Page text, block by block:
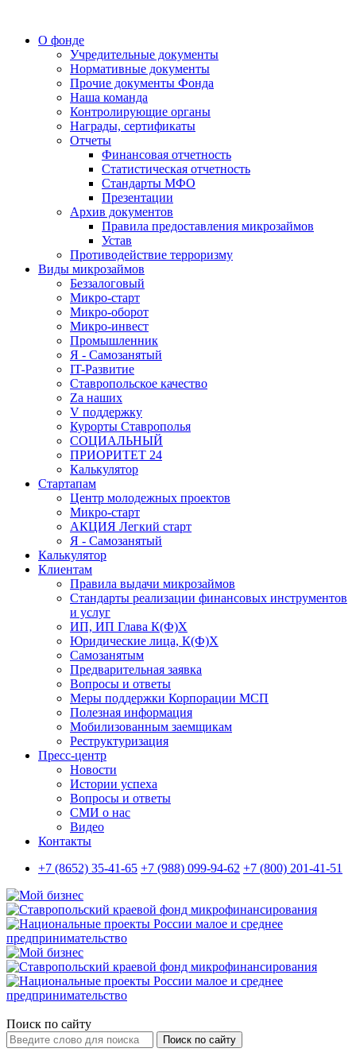
О фонде
Учредительные документы
Нормативные документы
Прочие документы Фонда
Наша команда
Контролирующие органы
Награды, сертификаты
Отчеты
Финансовая отчетность
Статистическая отчетность
Стандарты МФО
Презентации
Архив документов
Правила предоставления микрозаймов
Устав
Противодействие терроризму
Виды микрозаймов
Беззалоговый
Микро-старт
Микро-оборот
Микро-инвест
Промышленник
Я - Самозанятый
IT-Развитие
Ставропольское качество
Za наших
V поддержку
Курорты Ставрополья
СОЦИАЛЬНЫЙ
ПРИОРИТЕТ 24
Калькулятор
Стартапам
Центр молодежных проектов
Микро-старт
АКЦИЯ Легкий старт
Я - Самозанятый
Калькулятор
Клиентам
Правила выдачи микрозаймов
Стандарты реализации финансовых инструментов
и услуг
ИП, ИП Глава К(Ф)Х
Юридические лица, К(Ф)Х
Самозанятым
Предварительная заявка
Вопросы и ответы
Меры поддержки Корпорации МСП
Полезная информация
Мобилизованным заемщикам
Реструктуризация
Пресс-центр
Новости
Истории успеха
Вопросы и ответы
СМИ о нас
Видео
Контакты
+7 (8652) 35-41-65 +7 (988) 099-94-62 +7 (800) 201-41-51
Поиск по сайту
Поиск по сайту